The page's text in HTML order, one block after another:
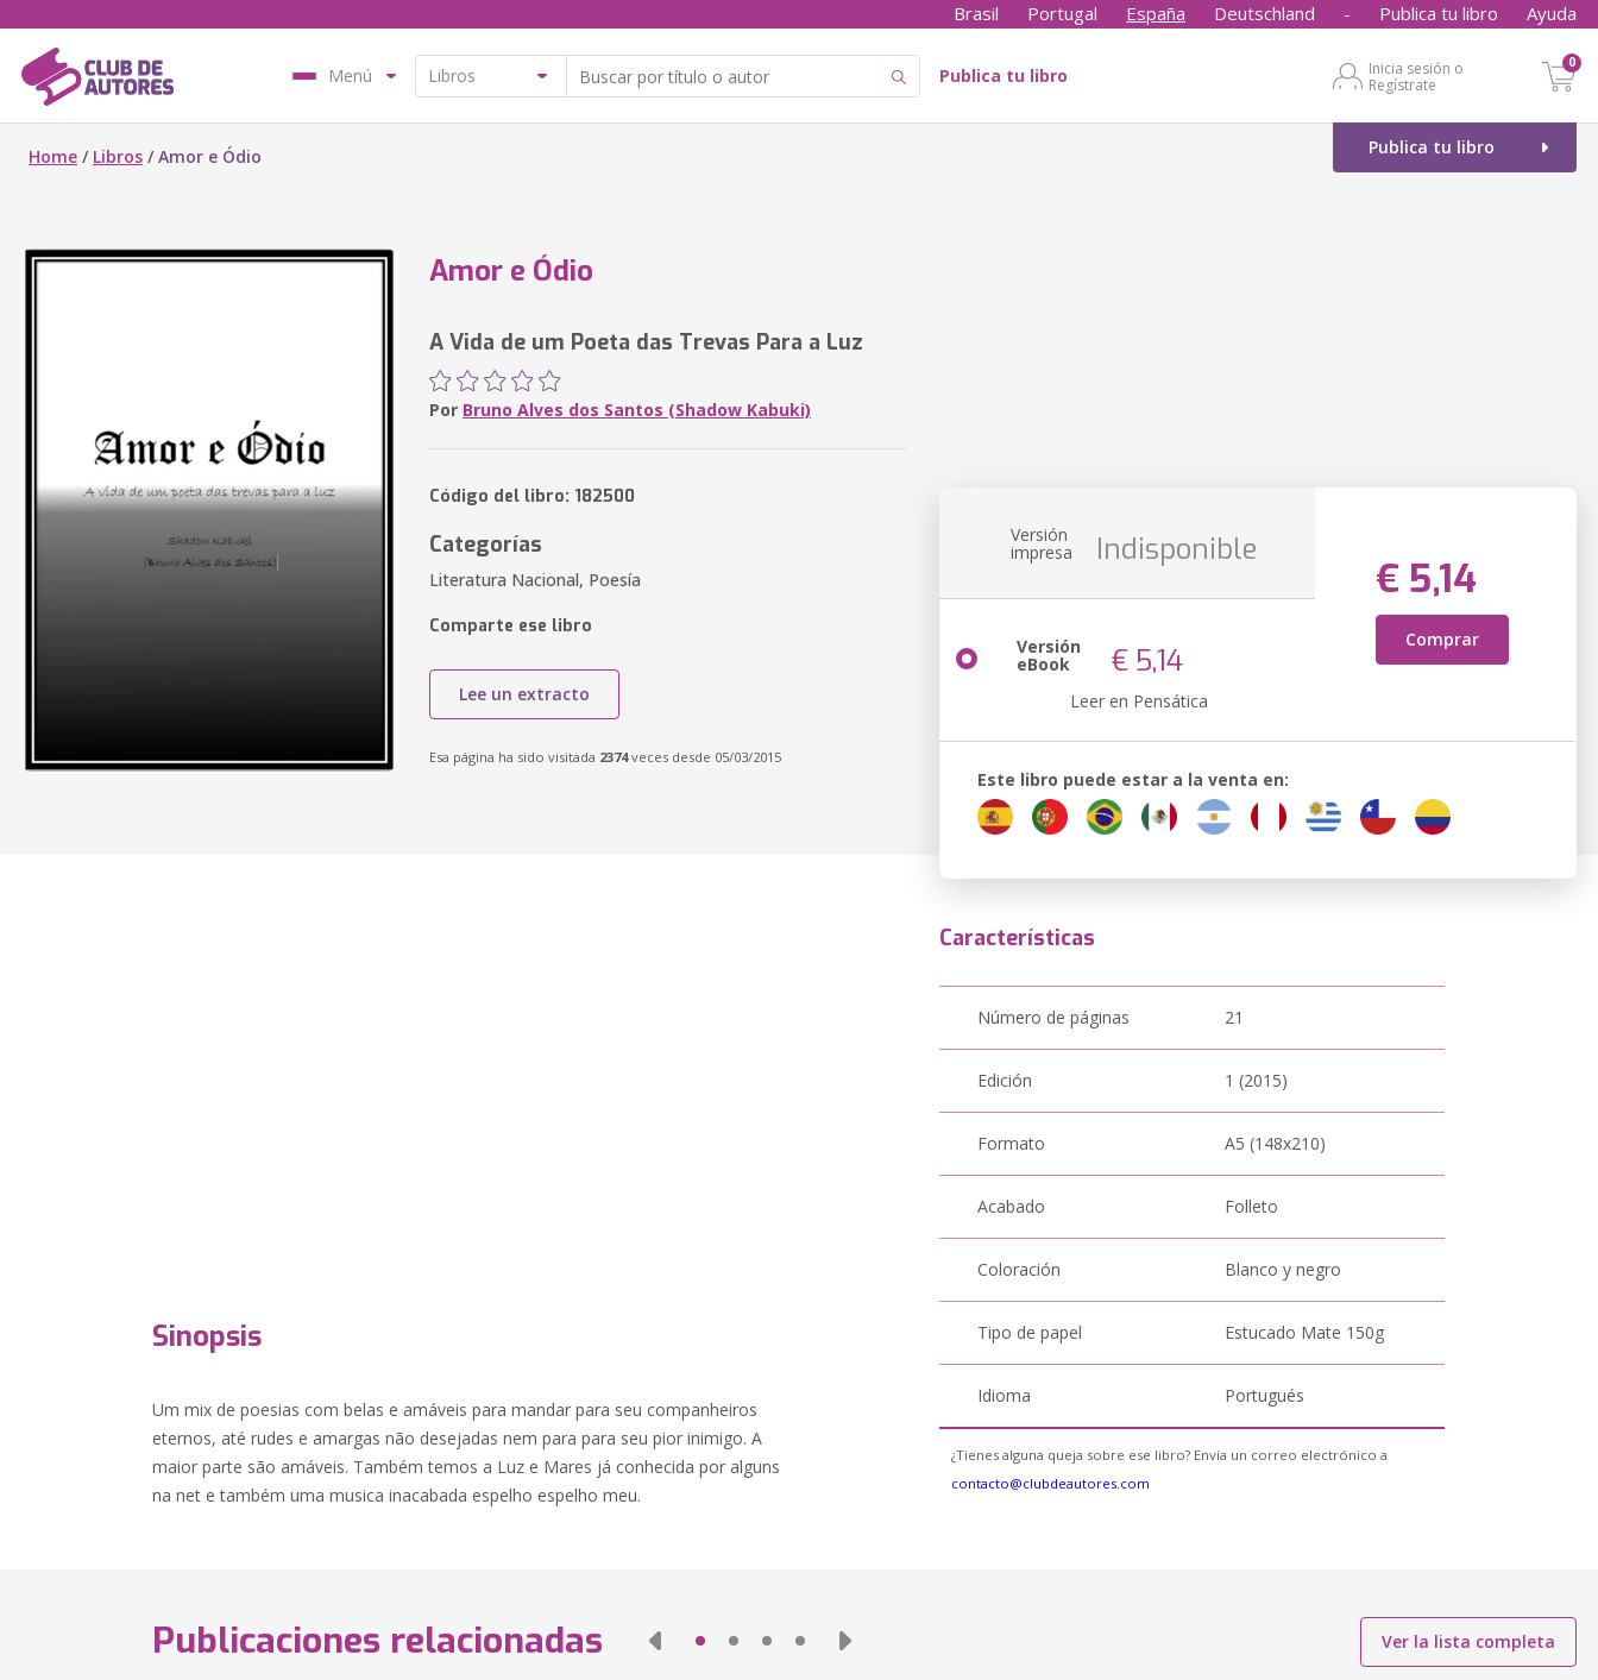
Brasil Portugal España Deutschland - Publica tu libro Ayuda
Menú Publica tu libro
Inicia sesión o
Regístrate
0
Publica tu libro
Home / Libros /Amor e Ódio
Amor e Ódio
A Vida de um Poeta das Trevas Para a Luz
Por Bruno Alves dos Santos (Shadow Kabuki)
Código del libro: 182500
Categorías
Literatura Nacional, Poesía
Comparte ese libro
Lee un extracto
Esa página ha sido visitada 2374veces desde 05/03/2015
Versión
impresa Indisponible
€ 5,14
Comprar
Versión
eBook € 5,14
Leer en Pensática
Este libro puede estar a la venta en:
Sinopsis
Um mix de poesias com belas e amáveis para mandar para seu companheiros
eternos, até rudes e amargas não desejadas nem para para seu pior inimigo. A
maior parte são amáveis. Também temos a Luz e Mares já conhecida por alguns
na net e também uma musica inacabada espelho espelho meu.
Características
Número de páginas 21
Edición 1 (2015)
Formato A5 (148x210)
Acabado Folleto
Coloración Blanco y negro
Tipo de papel Estucado Mate 150g
Idioma Portugués
¿Tienes alguna queja sobre ese libro? Envía un correo electrónico a
contacto@clubdeautores.com
Publicaciones relacionadas Ver la lista completa